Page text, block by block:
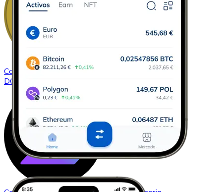
ComprarDogecoin con transferencia bancaria
DOGE